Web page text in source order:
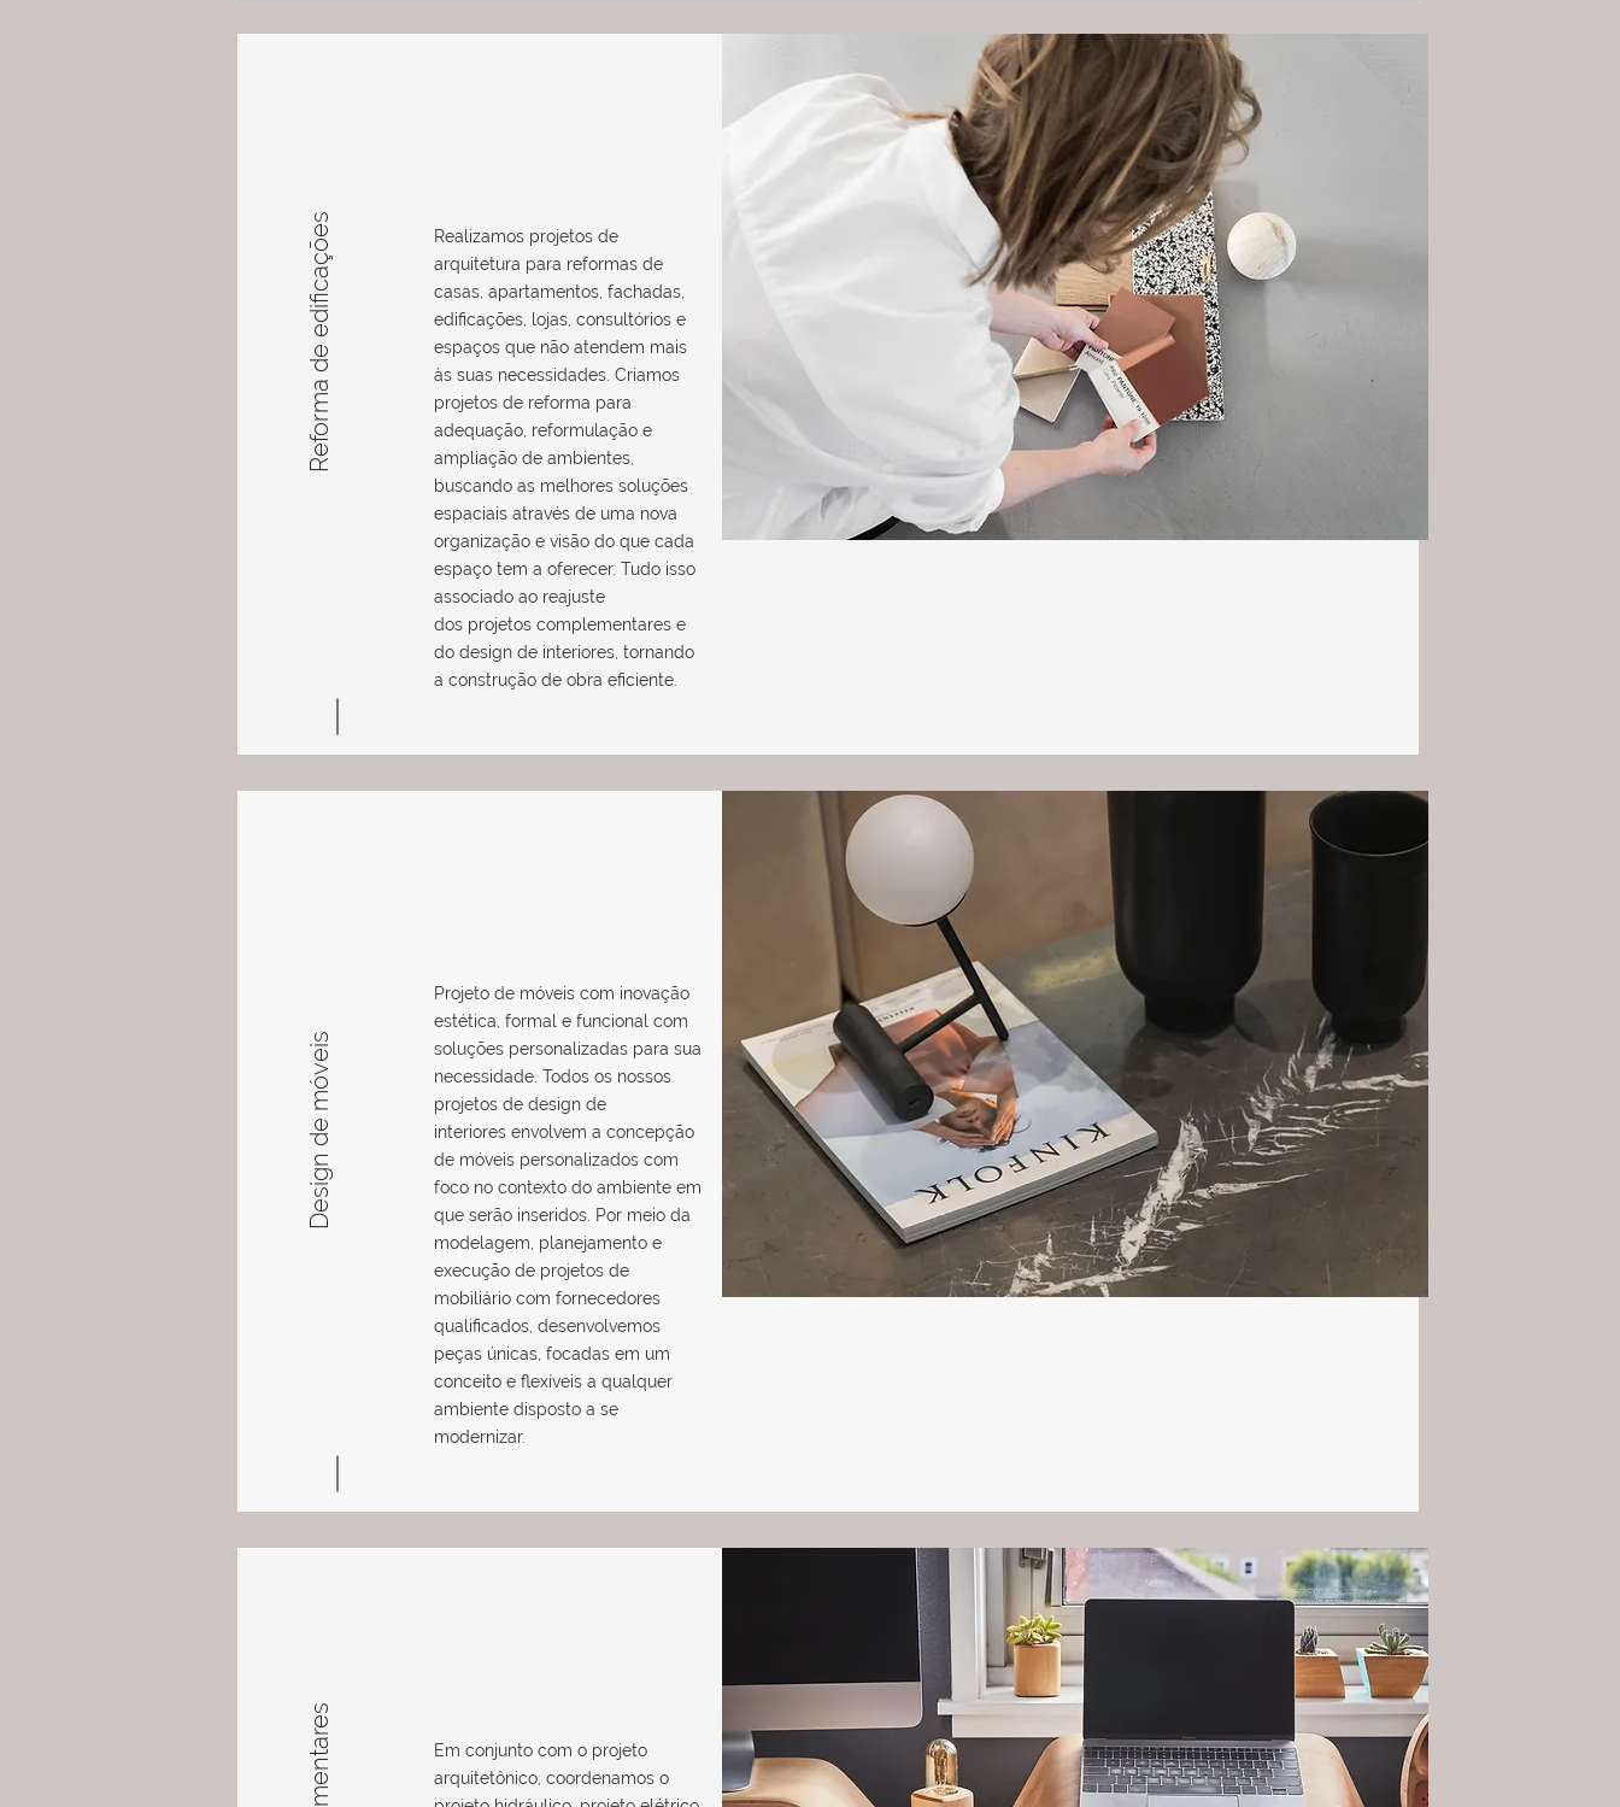
Reforma de edificações
Realizamos projetos de
arquitetura para reformas de
casas, apartamentos, fachadas,
edificações, lojas, consultórios e
espaços que não atendem mais
às suas necessidades. Criamos
projetos de reforma para
adequação, reformulação e
ampliação de ambientes,
buscando as melhores soluções
espaciais através de uma nova
organização e visão do que cada
espaço tem a oferecer. Tudo isso
associado ao reajuste
dos projetos complementares e
do design de interiores, tornando
a construção de obra eficiente.
Design de móveis
Projeto de móveis com inovação
estética, formal e funcional com
soluções personalizadas para sua
necessidade. Todos os nossos
projetos de design de
interiores envolvem a concepção
de móveis personalizados com
foco no contexto do ambiente em
que serão inseridos. Por meio da
modelagem, planejamento e
execução de projetos de
mobiliário com fornecedores
qualificados, desenvolvemos
peças únicas, focadas em um
conceito e flexíveis a qualquer
ambiente disposto a se
modernizar.
Em conjunto com o projeto
arquitetônico, coordenamos o